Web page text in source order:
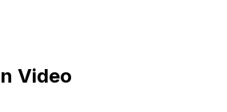
Video